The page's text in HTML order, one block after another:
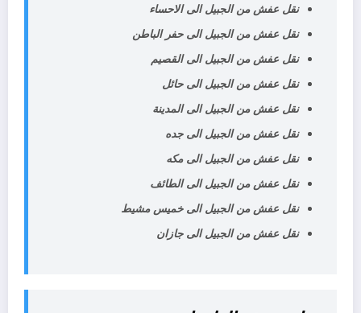
نقل عفش من الجبيل الى الاحساء
نقل عفش من الجبيل الى حفر الباطن
نقل عفش من الجبيل الى القصيم
نقل عفش من الجبيل الى حائل
نقل عفش من الجبيل الى المدينة
نقل عفش من الجبيل الى جده
نقل عفش من الجبيل الى مكه
نقل عفش من الجبيل الى الطائف
نقل عفش من الجبيل الى خميس مشيط
نقل عفش من الجبيل الى جازان